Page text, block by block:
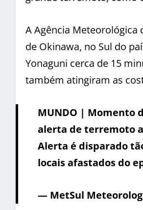
A Agência Meteorológica
de Okinawa, no Sul do
Yonaguni cerca de 15
também atingiram as
MUNDO | Momento
alerta de terremoto
Alerta é disparado
locais afastados do
— MetSul